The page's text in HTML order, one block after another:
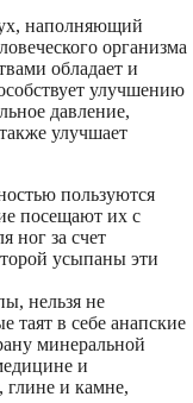
наполняющий
организма
обладает и
улучшению
давление,
улучшает
пользуются
посещают их с
ног за счет
усыпаны эти
нельзя не
таят в себе анапские
минеральной
и
глине и камне,